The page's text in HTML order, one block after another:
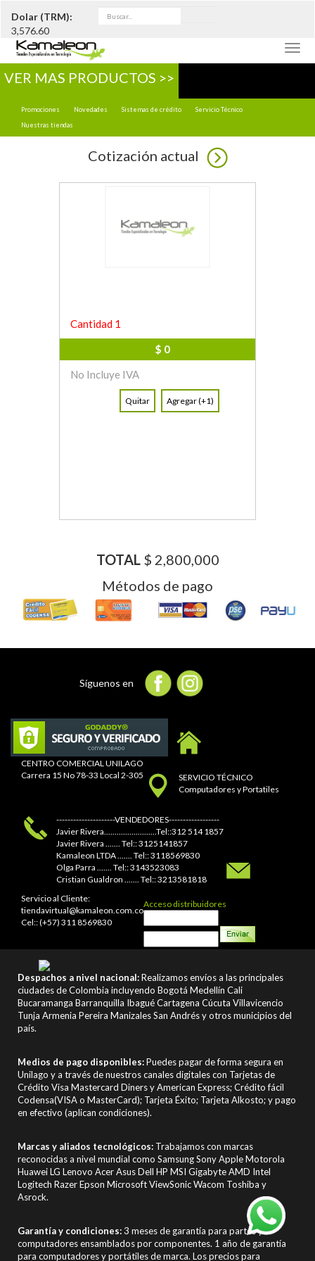
Dolar (TRM):
3,576.60
VER MAS PRODUCTOS >>
Promociones Novedades Sistemas de crédito
Servicio Técnico
Nuestras tiendas
Cotización actual
Cantidad 1
$ 0
No Incluye IVA
Quitar Agregar (+1)
TOTAL$ 2,800,000
Métodos de pago
Síguenos en
CENTRO COMERCIAL UNILAGO
Carrera 15 No 78-33 Local 2-305
SERVICIO TÉCNICO
Computadores y Portatiles
---------------------VENDEDORES------------------
Javier Rivera.........................Tel::312 514 1857
Javier Rivera ....... Tel:: 3125141857
Kamaleon LTDA ....... Tel:: 3118569830
Olga Parra ....... Tel:: 3143523083
Cristian Gualdron ....... Tel:: 3213581818
Servicio al Cliente:
tiendavirtual@kamaleon.com.co
Cel:: (+57) 311 8569830
Acceso distribuidores
Despachos a nivel nacional:Realizamos envíos a las principales
ciudades de Colombia incluyendo Bogotá Medellín Cali
Bucaramanga Barranquilla Ibagué Cartagena Cúcuta Villavicencio
Tunja Armenia Pereira Manizales San Andrés y otros municipios del
país.
Medios de pago disponibles:Puedes pagar de forma segura en
Unilago y a través de nuestros canales digitales con Tarjetas de
Crédito Visa Mastercard Diners y American Express; Crédito fácil
Codensa(VISA o MasterCard); Tarjeta Éxito; Tarjeta Alkosto; y pago
en efectivo (aplican condiciones).
Marcas y aliados tecnológicos: Trabajamos con marcas
reconocidas a nivel mundial como Samsung Sony Apple Motorola
Huawei LG Lenovo Acer Asus Dell HP MSI Gigabyte AMD Intel
Logitech Razer Epson Microsoft ViewSonic Wacom Toshiba y
Asrock.
Garantía y condiciones:3 meses de garantía para partes y
computadores ensamblados por componentes. 1 año de garantía
para computadores y portátiles de marca. Los precios para